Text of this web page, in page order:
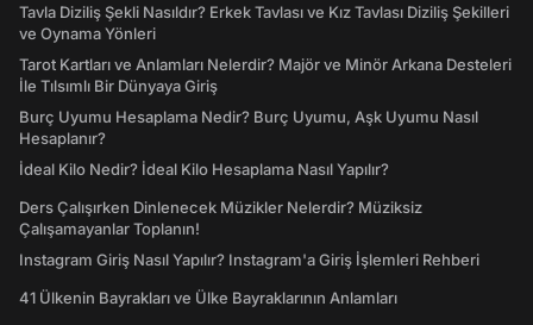
Tavla Diziliş Şekli Nasıldır? Erkek Tavlası ve Kız Tavlası Diziliş Şekilleri
ve Oynama Yönleri
Tarot Kartları ve Anlamları Nelerdir? Majör ve Minör Arkana Desteleri
İle Tılsımlı Bir Dünyaya Giriş
Burç Uyumu Hesaplama Nedir? Burç Uyumu, Aşk Uyumu Nasıl
Hesaplanır?
İdeal Kilo Nedir? İdeal Kilo Hesaplama Nasıl Yapılır?
Ders Çalışırken Dinlenecek Müzikler Nelerdir? Müziksiz
Çalışamayanlar Toplanın!
Instagram Giriş Nasıl Yapılır? Instagram'a Giriş İşlemleri Rehberi
41 Ülkenin Bayrakları ve Ülke Bayraklarının Anlamları